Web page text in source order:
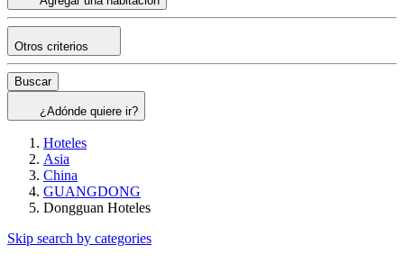
Otros criterios
Buscar
¿Adónde quiere ir?
Hoteles
Asia
China
GUANGDONG
Dongguan Hoteles
Skip search by categories